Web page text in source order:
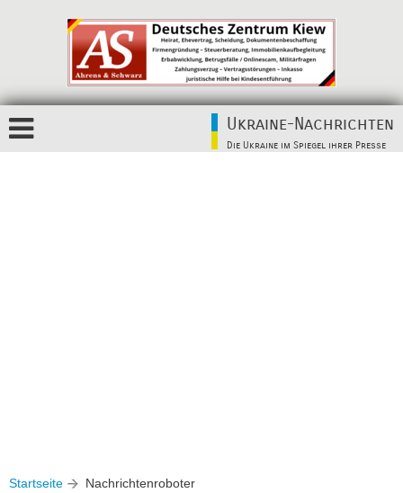
Ukraine-Nachrichten
Die Ukraine im Spiegel ihrer Presse
Startseite Nachrichtenroboter